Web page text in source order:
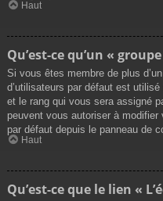
Haut
Qu’est-ce qu’un «
Si vous êtes membre de plus
d’utilisateurs par défaut est
et le rang qui vous sera assigné
peuvent vous autoriser à modifier
par défaut depuis le panneau de
Haut
Qu’est-ce que le lien «